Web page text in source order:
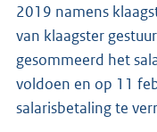
2019 namens
van klaagster
gesommeerd het
voldoen en op 11
salarisbetaling te